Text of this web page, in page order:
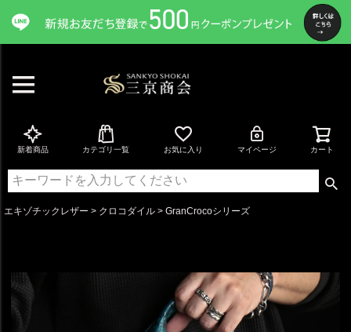
新着商品 カテゴリ一覧 お気に入り マイページ カート
エキゾチックレザー クロコダイル GranCrocoシリーズ